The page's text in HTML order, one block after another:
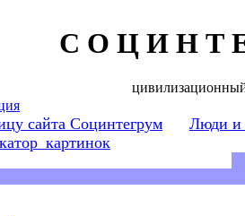
С О Ц И Н Т
сайта Социнтегрум
Люди и